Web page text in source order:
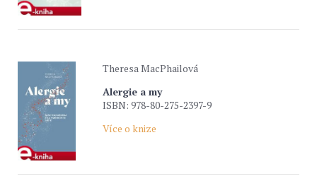
Theresa MacPhailová
Alergie a my
ISBN: 978-80-275-2397-9
Více o knize